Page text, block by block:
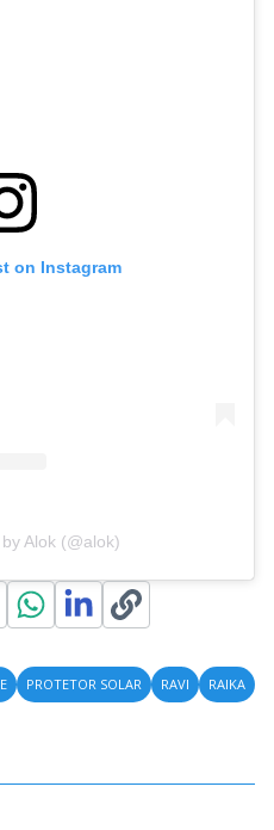
on Instagram
Alok (@alok)
PROTETOR SOLAR RAVI RAIKA